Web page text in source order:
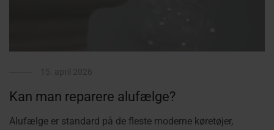
Kan man reparere alufælge?
Alufælge er standard på de fleste moderne køretøjer,